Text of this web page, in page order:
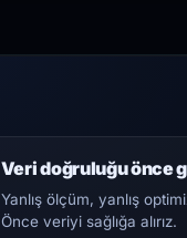
Veri doğruluğu önce
Yanlış ölçüm, yanlış
Önce veriyi sağlığa alırız.